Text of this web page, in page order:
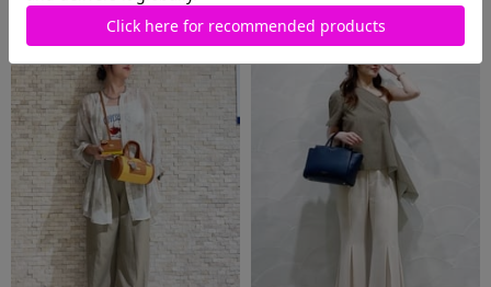
Samantha Thavasa
Samantha Thavasa